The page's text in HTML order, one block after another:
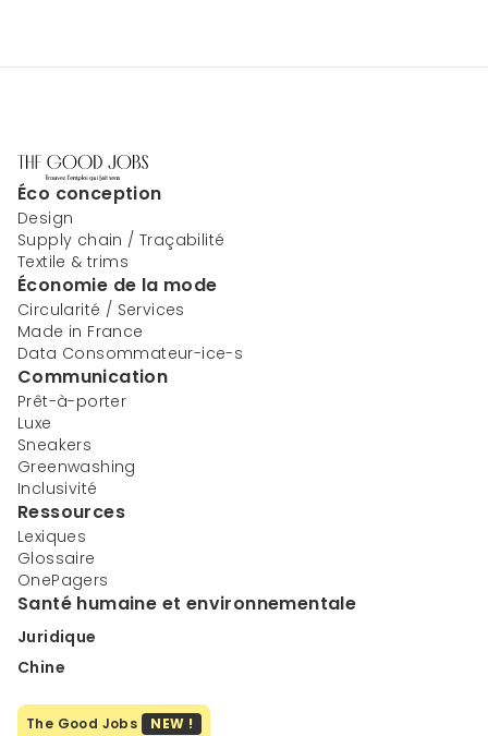
Éco conception
Design
Supply chain / Traçabilité
Textile & trims
Économie de la mode
Circularité / Services
Made in France
Data Consommateur-ice-s
Communication
Prêt-à-porter
Luxe
Sneakers
Greenwashing
Inclusivité
Ressources
Lexiques
Glossaire
OnePagers
Santé humaine et environnementale
Juridique
Chine
The Good Jobs NEW !